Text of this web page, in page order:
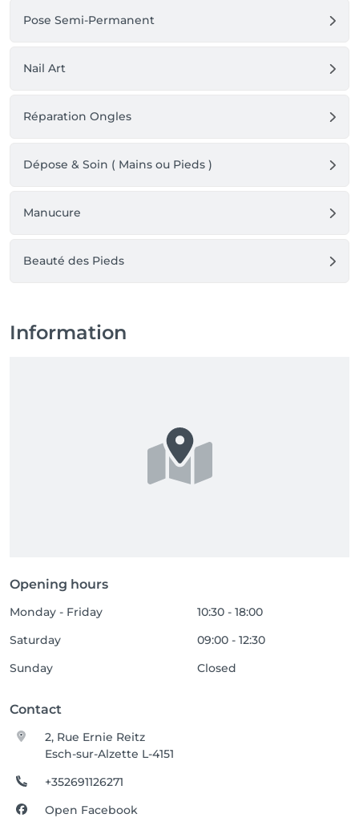
Pose Semi-Permanent
Nail Art
Réparation Ongles
Dépose & Soin ( Mains ou Pieds )
Manucure
Beauté des Pieds
Information
Opening hours
Monday - Friday
10:30 - 18:00
Saturday
09:00 - 12:30
Sunday
Closed
Contact
2, Rue Ernie Reitz
Esch-sur-Alzette L-4151
+352691126271
Open Facebook